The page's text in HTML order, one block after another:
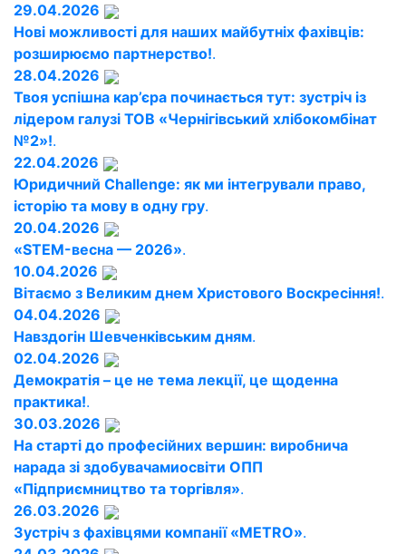
29.04.2026
Нові можливості для наших майбутніх фахівців:
розширюємо партнерство!.
28.04.2026
Твоя успішна кар’єра починається тут: зустріч із
лідером галузі ТОВ «Чернігівський хлібокомбінат
№2»!.
22.04.2026
Юридичний Challenge: як ми інтегрували право,
історію та мову в одну гру.
20.04.2026
«STEM-весна — 2026».
10.04.2026
Вітаємо з Великим днем Христового Воскресіння!.
04.04.2026
Навздогін Шевченківським дням.
02.04.2026
Демократія – це не тема лекції, це щоденна
практика!.
30.03.2026
На старті до професійних вершин: виробнича
нарада зі здобувачамиосвіти ОПП
«Підприємництво та торгівля».
26.03.2026
Зустріч з фахівцями компанії «METRO».